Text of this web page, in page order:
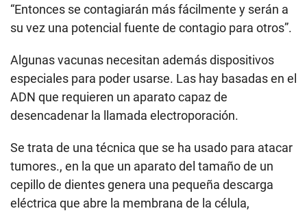
“Entonces se contagiarán más fácilmente y serán a
su vez una potencial fuente de contagio para otros”.
Algunas vacunas necesitan además dispositivos
especiales para poder usarse. Las hay basadas en el
ADN que requieren un aparato capaz de
desencadenar la llamada electroporación.
Se trata de una técnica que se ha usado para atacar
tumores., en la que un aparato del tamaño de un
cepillo de dientes genera una pequeña descarga
eléctrica que abre la membrana de la célula,